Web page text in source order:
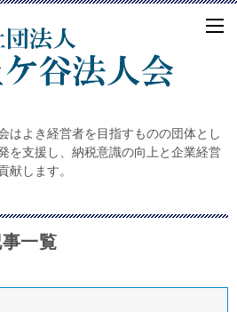
はよき経営者を目指すものの団体とし
を支援し、納税意識の向上と企業経営
献します。
一覧